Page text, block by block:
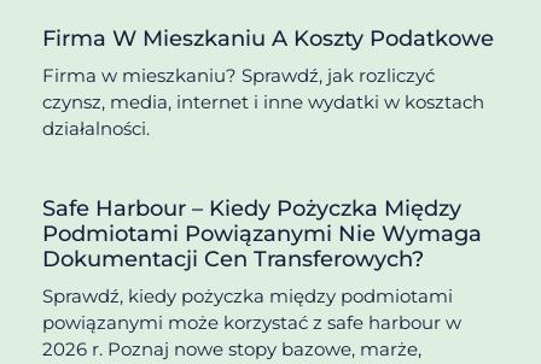
Firma W Mieszkaniu A Koszty Podatkowe
Firma w mieszkaniu? Sprawdź, jak rozliczyć
czynsz, media, internet i inne wydatki w kosztach
działalności.
Safe Harbour – Kiedy Pożyczka Między
Podmiotami Powiązanymi Nie Wymaga
Dokumentacji Cen Transferowych?
Sprawdź, kiedy pożyczka między podmiotami
powiązanymi może korzystać z safe harbour w
2026 r. Poznaj nowe stopy bazowe, marże,